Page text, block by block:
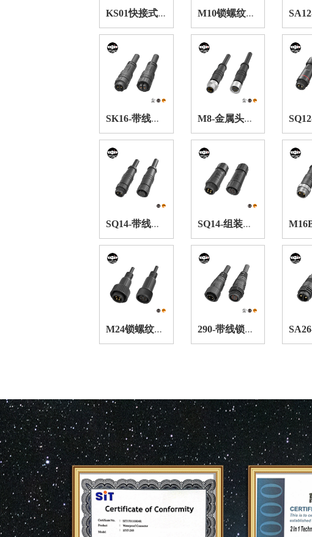
K
S01快接式防水连接器 M
10锁螺纹防水连接器
S
K16-带线卡扣式防水连接器 M
8-金属头防水连接器
S
Q14-带线锁螺纹防水连接器 S
Q14-组装锁螺纹防水连接器
M
24锁螺纹防水连接器 2
90-带线锁螺纹防水连接器